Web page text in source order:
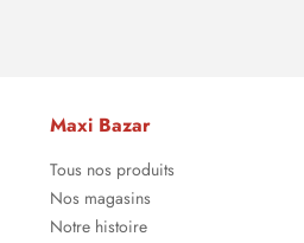
Maxi Bazar
Tous nos produits
Nos magasins
Notre histoire